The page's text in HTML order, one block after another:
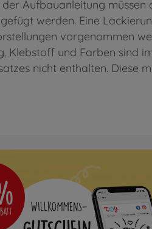
Aufbauanleitung müssen
werden. Eine
vorgenommen
Klebstoff und Farben sind
nicht enthalten. Diese